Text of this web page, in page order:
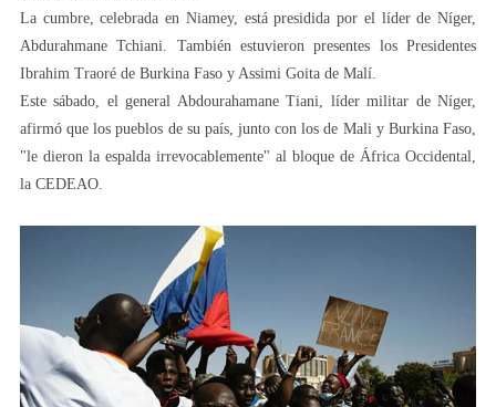
La cumbre, celebrada en Niamey, está presidida por el líder de Níger,
Abdurahmane Tchiani. También estuvieron presentes los Presidentes
Ibrahim Traoré de Burkina Faso y Assimi Goita de Malí.
Este sábado, el general Abdourahamane Tiani, líder militar de Níger,
afirmó que los pueblos de su país, junto con los de Mali y Burkina Faso,
"le dieron la espalda irrevocablemente" al bloque de África Occidental,
la CEDEAO.